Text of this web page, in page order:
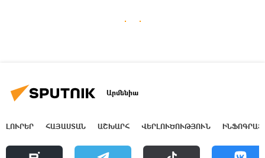
Արմենիա
ԼՈՒՐԵՐ ՀԱՅԱՍՏԱՆ ԱՇԽԱՐՀ ՎԵՐԼՈՒԾՈՒԹՅՈՒՆ